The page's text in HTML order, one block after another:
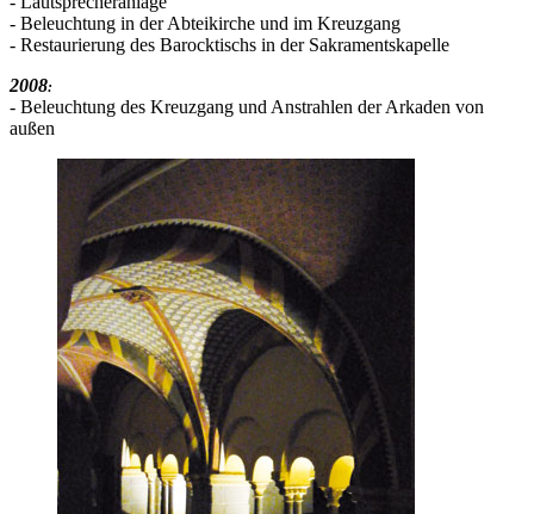
- Beleuchtung in der Abteikirche und im Kreuzgang
- Restaurierung des Barocktischs in der Sakramentskapelle
2008:
- Beleuchtung des Kreuzgang und Anstrahlen der Arkaden von
außen